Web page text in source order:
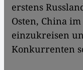
erstens
Osten, China
einzukreisen
Konkurrenten